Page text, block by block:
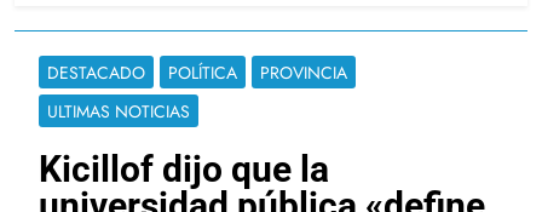
DESTACADO POLÍTICA
PROVINCIA
ULTIMAS NOTICIAS
Kicillof dijo que la